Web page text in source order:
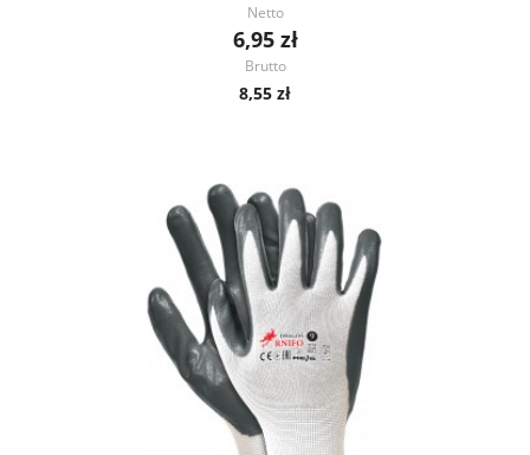
Netto
6,95 zł
Brutto
8,55 zł